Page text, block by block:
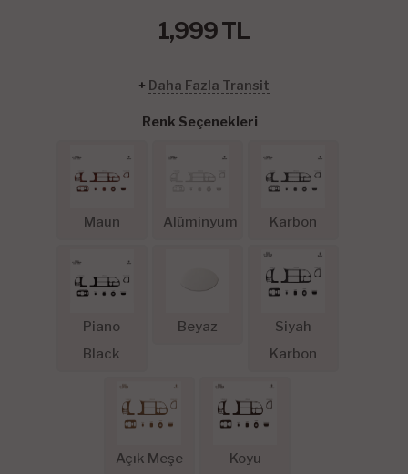
1,999TL
+ Daha Fazla Transit
Renk Seçenekleri
Maun Alüminyum Karbon
Piano
Black
Beyaz
Siyah
Karbon
Açık Meşe
Koyu